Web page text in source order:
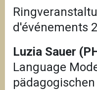
d'événements
Luzia Sauer
Language